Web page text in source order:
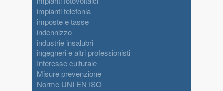
impianti telefonia
imposte e tasse
indennizzo
industrie insalubri
ingegneri e altri professionisti
Interesse culturale
Misure prevenzione
Norme UNI EN ISO